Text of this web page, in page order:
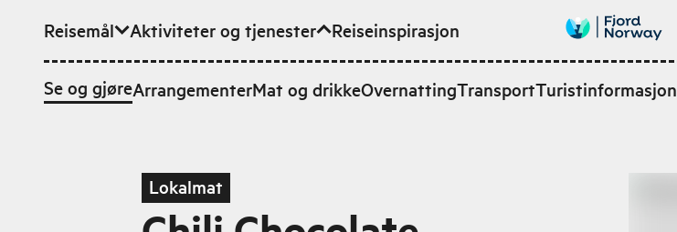
Hopp til hovedinnhold
Reisemål Aktiviteter og tjenester
Se og gjøreArrangementerMat og drikkeOvernattingTransportTuristinformasjon
Reiseinspirasjon
Lokalmat